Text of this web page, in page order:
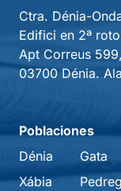
Ctra. Dénia-
Edifici en 2ª
Apt Correus 599,
03700 Dénia.
Poblaciones
Dénia
Xábia
Gata